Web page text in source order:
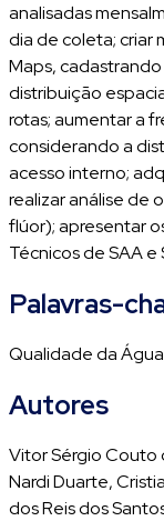
analisadas
dia de coleta; criar
Maps,
distribuição
rotas; aumentar a
considerando a
acesso interno;
realizar análise de
flúor); apresentar
Técnicos de SAA
Palavras-
Qualidade da
Autores
Vitor Sérgio Couto
Nardi Duarte,
dos Reis dos